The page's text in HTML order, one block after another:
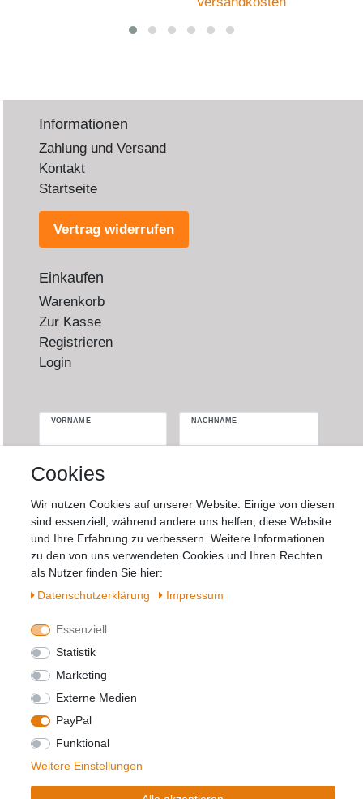
Informationen
Zahlung und Versand
Kontakt
Startseite
Vertrag widerrufen
Einkaufen
Warenkorb
Zur Kasse
Registrieren
Login
VORNAME NACHNAME
E-MAIL **
Newsletter
Honig
Hiermit bestätige ich, dass ich dieDaten­
schutz­erklärunggelesen habe. Meine
Einwilligung kann ich jederzeit widerrufen.**
Abonnieren
** Hierbei handelt es sich um ein Pflichtfeld.
Widerrufs­recht
Daten­schutz­erklärung
Cookies
Wir nutzen Cookies auf unserer Website. Einige von diesen
sind essenziell, während andere uns helfen, diese Website
und Ihre Erfahrung zu verbessern. Weitere Informationen
zu den von uns verwendeten Cookies und Ihren Rechten
als Nutzer finden Sie hier:
Daten­schutz­erklärung
Impressum
Essenziell
Statistik
Marketing
Externe Medien
PayPal
Funktional
Weitere Einstellungen